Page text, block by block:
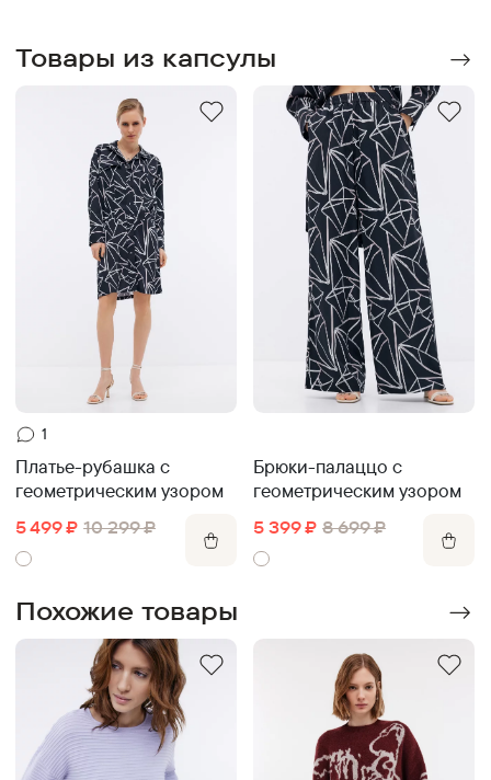
Товары из капсулы
1
Платье-рубашка с
геометрическим узором
5 499 ₽ 10 299 ₽
Брюки-палаццо с
геометрическим узором
5 399 ₽ 8 699 ₽
Похожие товары